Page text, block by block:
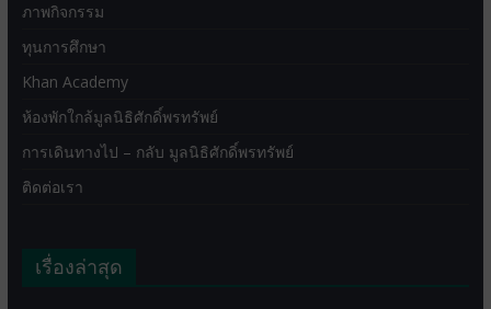
ภาพกิจกรรม
ทุนการศึกษา
Khan Academy
ห้องพักใกล้มูลนิธิศักดิ์พรทรัพย์
การเดินทางไป – กลับ มูลนิธิศักดิ์พรทรัพย์
ติดต่อเรา
เรื่องล่าสุด